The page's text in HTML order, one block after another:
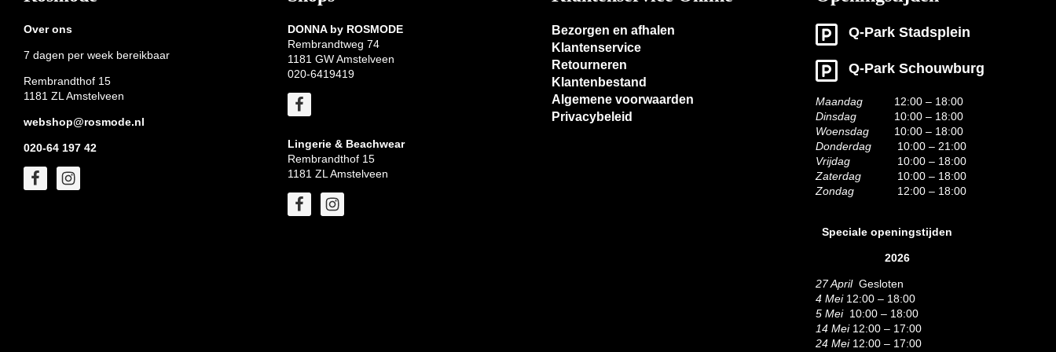
Over ons
7 dagen per week bereikbaar
Rembrandthof 15
1181 ZL Amstelveen
webshop@rosmode.nl
020-64 197 42
DONNA by ROSMODE
Rembrandtweg 74
1181 GW Amstelveen
020-6419419
Lingerie & Beachwear
Rembrandthof 15
1181 ZL Amstelveen
Bezorgen en afhalen
Klantenservice
Retourneren
Klantenbestand
Algemene voorwaarden
Privacybeleid
Q-Park Stadsplein
Q-Park Schouwburg
Maandag
12:00 – 18:00
Dinsdag
10:00 – 18:00
Woensdag
10:00 – 18:00
Donderdag
10:00 – 21:00
Vrijdag
10:00 – 18:00
Zaterdag
10:00 – 18:00
Zondag
12:00 – 18:00
Speciale openingstijden
2026
27 AprilGesloten
4 Mei12:00 – 18:00
5 Mei10:00 – 18:00
14 Mei12:00 – 17:00
24 Mei12:00 – 17:00